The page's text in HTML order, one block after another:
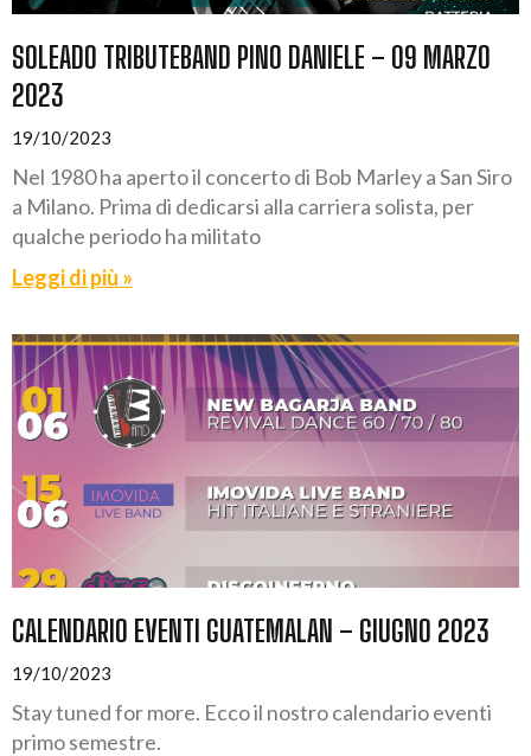
SOLEADO TRIBUTEBAND PINO DANIELE – 09 MARZO
2023
19/10/2023
Nel 1980 ha aperto il concerto di Bob Marley a San Siro
a Milano. Prima di dedicarsi alla carriera solista, per
qualche periodo ha militato
Leggi di più »
CALENDARIO EVENTI GUATEMALAN – GIUGNO 2023
19/10/2023
Stay tuned for more. Ecco il nostro calendario eventi
primo semestre.